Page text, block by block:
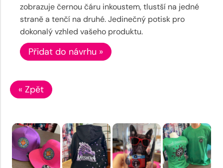
zobrazuje černou čáru inkoustem, tlustší na jedné
straně a tenčí na druhé. Jedinečný potisk pro
dokonalý vzhled vašeho produktu.
Přidat do návrhu »
« Zpět